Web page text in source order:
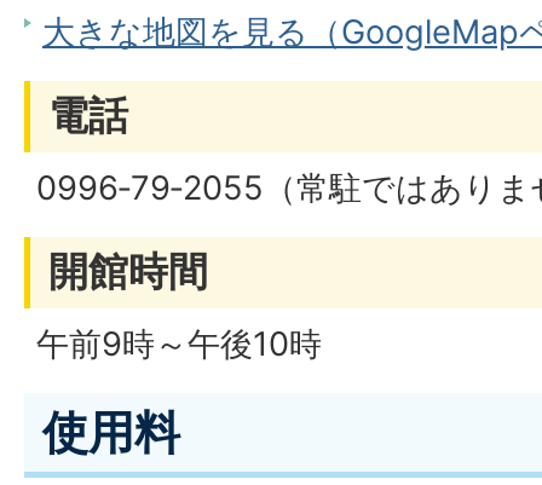
大きな地図を見る（GoogleMap
電話
0996‐79‐2055（常駐ではありま
開館時間
午前9時～午後10時
使用料